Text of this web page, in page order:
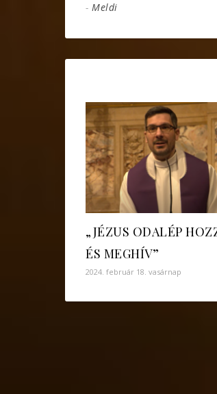
- Meldi
„JÉZUS ODALÉP
ÉS MEGHÍV”
2024. február 18. vasárnap